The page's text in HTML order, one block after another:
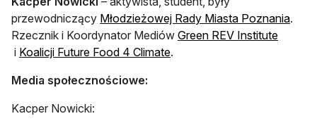
przewodniczący Młodzieżowej Rady Miasta Poznania.
Rzecznik i Koordynator Mediów Green REV Institute
otwiera się w nowej karcie
i Koalicji Future Food 4 Climateotwiera się w nowej karcie
.
Media społecznościowe:
Kacper Nowicki: